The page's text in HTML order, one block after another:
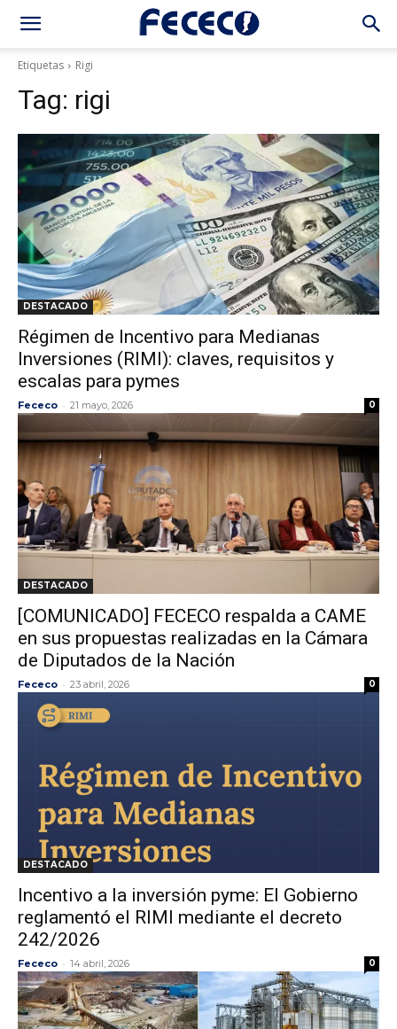
Etiquetas Rigi
Tag: rigi
DESTACADO
Régimen de Incentivo para Medianas
Inversiones (RIMI): claves, requisitos y
escalas para pymes
Fececo - 21 mayo, 2026 0
DESTACADO
[COMUNICADO] FECECO respalda a CAME
en sus propuestas realizadas en la Cámara
de Diputados de la Nación
Fececo - 23 abril, 2026 0
DESTACADO
Incentivo a la inversión pyme: El Gobierno
reglamentó el RIMI mediante el decreto
242/2026
Fececo - 14 abril, 2026 0